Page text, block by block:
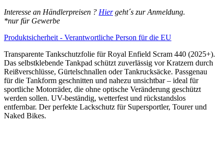
Interesse an Händlerpreisen ? Hiergeht´s zur Anmeldung.
*nur für Gewerbe
Produktsicherheit - Verantwortliche Person für die EU
Transparente Tankschutzfolie für Royal Enfield Scram 440 (2025+).
Das selbstklebende Tankpad schützt zuverlässig vor Kratzern durch
Reißverschlüsse, Gürtelschnallen oder Tankrucksäcke. Passgenau
für die Tankform geschnitten und nahezu unsichtbar – ideal für
sportliche Motorräder, die ohne optische Veränderung geschützt
werden sollen. UV-beständig, wetterfest und rückstandslos
entfernbar. Der perfekte Lackschutz für Supersportler, Tourer und
Naked Bikes.